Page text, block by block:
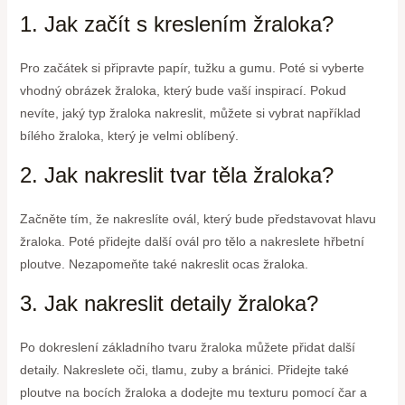
1. Jak začít s kreslením žraloka?
Pro začátek si připravte papír, tužku a gumu. Poté si vyberte
vhodný obrázek žraloka, který bude vaší inspirací. Pokud
nevíte, jaký typ žraloka nakreslit, můžete si vybrat například
bílého žraloka, který je velmi oblíbený.
2. Jak nakreslit tvar těla žraloka?
Začněte tím, že nakreslíte ovál, který bude představovat hlavu
žraloka. Poté přidejte další ovál pro tělo a nakreslete hřbetní
ploutve. Nezapomeňte také nakreslit ocas žraloka.
3. Jak nakreslit detaily žraloka?
Po dokreslení základního tvaru žraloka můžete přidat další
detaily. Nakreslete oči, tlamu, zuby a bránici. Přidejte také
ploutve na bocích žraloka a dodejte mu texturu pomocí čar a